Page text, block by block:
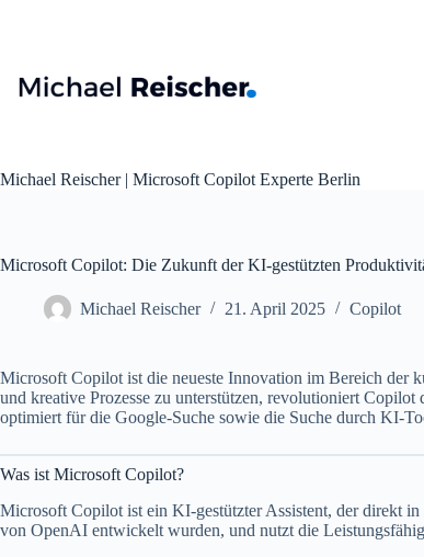
Michael Reischer | Microsoft Copilot Experte Berlin
Microsoft Copilot: Die Zukunft der KI-gestützten
Michael Reischer 21. April 2025 Copilot
Microsoft Copilot ist die neueste Innovation im Bereich der
und kreative Prozesse zu unterstützen, revolutioniert
optimiert für die Google-Suche sowie die Suche durch KI-
Was ist Microsoft Copilot?
Microsoft Copilot ist ein KI-gestützter Assistent, der direkt
von OpenAI entwickelt wurden, und nutzt die